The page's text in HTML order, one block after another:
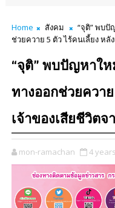
Home สังคม
“จุติ” พบปั
ช่วยควาย 5 ตัว ไร้คนเลี้ยง หลั
“จุติ” พบปัญหาให
ทางออกช่วยควาย
เจ้าของเสียชีวิต
mon-ramachan 4